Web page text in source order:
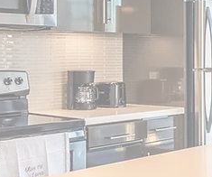
cas de réparation)
grâce au label Qualirepar